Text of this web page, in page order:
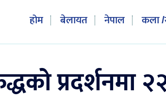
होम बेलायत नेपाल कला /
प्रदर्शनमा